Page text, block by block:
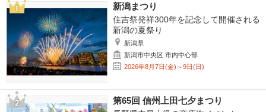
新潟まつり
住吉祭発祥300年を記念して開催される
新潟の夏祭り
新潟県
新潟市中央区 市内中心部
2026年8月7日(金)～9日(日)
第65回 信州上田七夕まつり